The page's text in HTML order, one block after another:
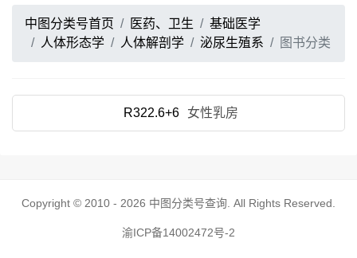
中图分类号首页 医药、卫生
基础医学
人体形态学
人体解剖学 泌尿生殖系 图书分类
R322.6+6 女性乳房
Copyright © 2010 - 2026 中图分类号查询 . All Rights Reserved.
渝ICP备14002472号-2